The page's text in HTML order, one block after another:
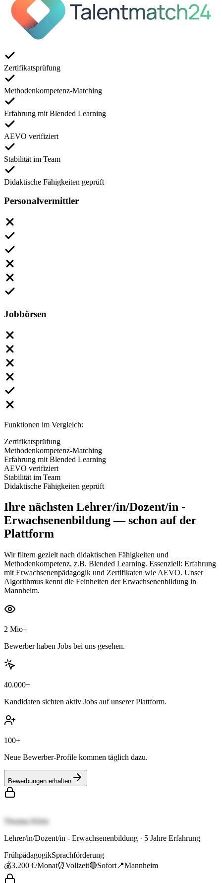
Zertifikatsprüfung
Methodenkompetenz-Matching
Erfahrung mit Blended Learning
AEVO verifiziert
Stabilität im Team
Didaktische Fähigkeiten geprüft
Personalvermittler
Jobbörsen
Funktionen im Vergleich:
Zertifikatsprüfung
Methodenkompetenz-Matching
Erfahrung mit Blended Learning
AEVO verifiziert
Stabilität im Team
Didaktische Fähigkeiten geprüft
Ihre nächsten Lehrer/in/Dozent/in -
Erwachsenenbildung— schon auf der
Plattform
Wir filtern gezielt nach didaktischen Fähigkeiten und
Methodenkompetenz, z.B. Blended Learning. Essenziell: Erfahrung
mit Erwachsenenpädagogik und Zertifikaten wie AEVO. Unser
Algorithmus kennt die Feinheiten der Erwachsenenbildung in
Mannheim.
2 Mio+
Bewerber haben Jobs bei uns gesehen.
40.000+
Kandidaten sichten aktiv Jobs auf unserer Plattform.
100+
Neue Bewerber-Profile kommen täglich dazu.
Bewerbungen erhalten
Thomas Klein
Lehrer/in/Dozent/in - Erwachsenenbildung · 5 Jahre Erfahrung
FrühpädagogikSprachförderung
💰3.200 €/Monat⏰Vollzeit🟢Sofort 📍Mannheim